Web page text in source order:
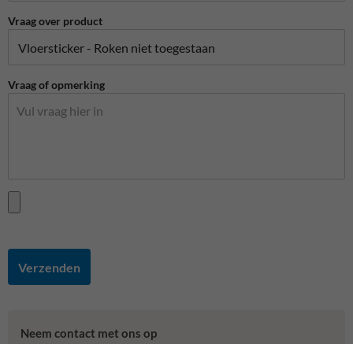
Vraag over product
Vraag of opmerking
Verzenden
Neem contact met ons op